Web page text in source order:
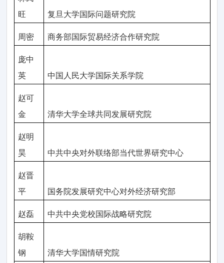
旺
复旦大学国际问题研究院
周密 商务部国际贸易经济合作研究院
庞中
英
中国人民大学国际关系学院
赵可
金
清华大学全球共同发展研究院
赵明
昊
中共中央对外联络部当代世界研究中心
赵晋
平
国务院发展研究中心对外经济研究部
赵磊 中共中央党校国际战略研究院
胡鞍
钢
清华大学国情研究院